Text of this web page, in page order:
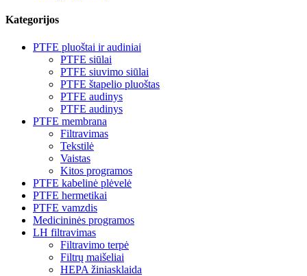
Kategorijos
PTFE pluoštai ir audiniai
PTFE siūlai
PTFE siuvimo siūlai
PTFE štapelio pluoštas
PTFE audinys
PTFE audinys
PTFE membrana
Filtravimas
Tekstilė
Vaistas
Kitos programos
PTFE kabelinė plėvelė
PTFE hermetikai
PTFE vamzdis
Medicininės programos
LH filtravimas
Filtravimo terpė
Filtrų maišeliai
HEPA žiniasklaida